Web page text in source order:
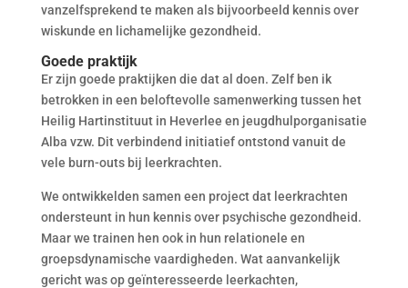
vanzelfsprekend te maken als bijvoorbeeld kennis over
wiskunde en lichamelijke gezondheid.
Goede praktijk
Er zijn goede praktijken die dat al doen. Zelf ben ik
betrokken in een beloftevolle samenwerking tussen het
Heilig Hartinstituut in Heverlee en jeugdhulporganisatie
Alba vzw. Dit verbindend initiatief ontstond vanuit de
vele burn-outs bij leerkrachten.
We ontwikkelden samen een project dat leerkrachten
ondersteunt in hun kennis over psychische gezondheid.
Maar we trainen hen ook in hun relationele en
groepsdynamische vaardigheden. Wat aanvankelijk
gericht was op geïnteresseerde leerkachten,